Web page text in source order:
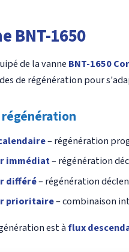
BNT-1650
de la vanne BNT-1650
de régénération pour
régénération
– régénération
immédiat– régénération
différé– régénération
prioritaire– combinaison
est àflux